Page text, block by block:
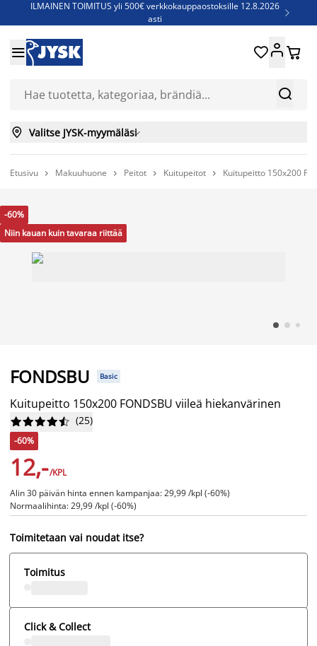
ILMAINEN TOIMITUS yli 500€ verkkokauppaostoksille 12.8.2026
asti

Jenkkisänkyjä - Säästä jopa 60%


 
 Valitse JYSK-myymäläsi
Etusivu  Makuuhuone  Peitot  Kuitupeitot  Kuitupeitto 150x200
-60%
Niin kauan kuin tavaraa riittää
FONDSBU Basic
Kuitupeitto 150x200 FONDSBU viileä hiekanvärinen





 (25)
-60%
12,-/KPL
Alin 30 päivän hinta ennen kampanjaa: 29,99 /kpl (-60%)
Normaalihinta: 29,99 /kpl (-60%)
Toimitetaan vai noudat itse?
Toimitus
Click & Collect